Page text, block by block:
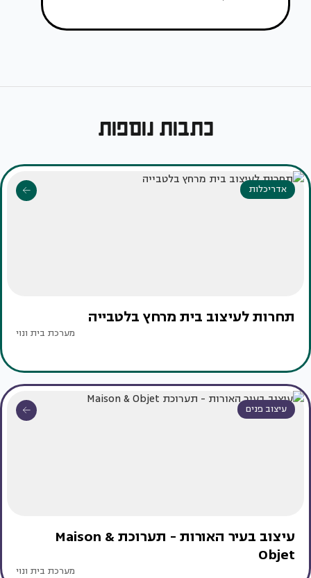
כתבות נוספות
אדריכלות
תחרות לעיצוב בית מרחץ בלטבייה
מערכת בית ונוי
עיצוב פנים
עיצוב בעיר האורות - תערוכת Maison &
Objet
מערכת בית ונוי